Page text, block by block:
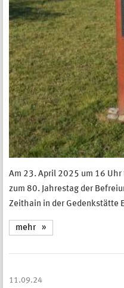
Am 23. April 2025 um 16
zum 80. Jahrestag der
Zeithain in der Gedenkstätte
mehr
11.09.24